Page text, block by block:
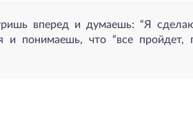
вперед и думаешь: “Я
и понимаешь, что “все пройдет,